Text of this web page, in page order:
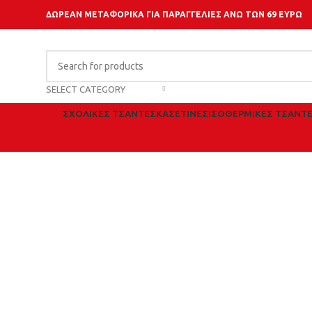
ΔΩΡΕΑΝ ΜΕΤΑΦΟΡΙΚΑ ΓΙΑ ΠΑΡΑΓΓΕΛΙΕΣ ΑΝΩ ΤΩΝ 69 ΕΥΡΩ
SELECT CATEGORY
ΣΧΟΛΙΚΈΣ ΤΣΆΝΤΕΣΚΑΣΕΤΊΝΕΣΙΣΟΘΕΡΜΙΚΈΣ